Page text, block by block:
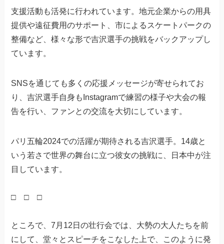
支援活動も活発に行われています。地元企業からの用具
提供や遠征費用のサポート、市によるスケートパークの
整備など、様々な形で吉沢選手の挑戦をバックアップし
ています。
SNSを通じても多くの応援メッセージが寄せられてお
り、吉沢選手自身もInstagramで練習の様子や大会の報
告を行い、ファンとの交流を大切にしています。
パリ五輪2024での活躍が期待される吉沢選手。14歳と
いう若さで世界の舞台に立つ彼女の挑戦に、日本中が注
目しています。
□ □ □
ところで、7月12日の壮行会では、大勢の大人たちを前
にして、堂々とスピーチをこなした上で、このように発